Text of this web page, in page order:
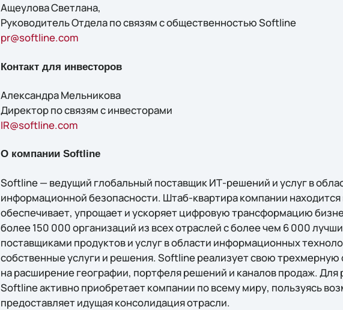
Ащеулова Светлана,
Руководитель Отдела по связям с общественностью Softline
pr@softline.com
Контакт для инвесторов
Александра Мельникова
Директор по связям с инвесторами
IR@softline.com
О компании Softline
Softline — ведущий глобальный поставщик ИТ-решений и услуг в
информационной безопасности. Штаб-квартира компании
обеспечивает, упрощает и ускоряет цифровую трансформацию
более 150 000 организаций из всех отраслей с более чем 6 000
поставщиками продуктов и услуг в области информационных
собственные услуги и решения. Softline реализует свою
на расширение географии, портфеля решений и каналов продаж. Для
Softline активно приобретает компании по всему миру, пользуясь
предоставляет идущая консолидация отрасли.